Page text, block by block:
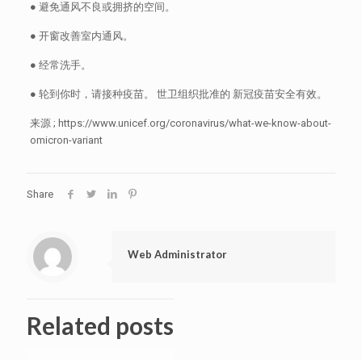
● 避免通风不良或拥挤的空间。
● 开窗改善室内通风。
● 经常洗手。
● 轮到你时，请接种疫苗。 世卫组织批准的 新冠疫苗安全有效。
来源 ; https://www.unicef.org/coronavirus/what-we-know-about-
omicron-variant
Share
Web Administrator
Related posts